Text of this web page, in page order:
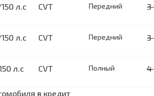
л.с CVT Передний 3
л.с CVT Передний 3
с электроприводом и обогревом
л.с CVT Полный 4
в кредит